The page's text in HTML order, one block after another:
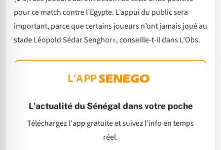
pour ce match contre l’Egypte. L’appui du public sera
important, parce que certains joueurs n’ont jamais joué au
stade Léopold Sédar Senghor», conseille-t-il dans L’Obs.
L'APP
L'actualité du Sénégal dans votre poche
Téléchargez l'app gratuite et suivez l'info en temps
réel.